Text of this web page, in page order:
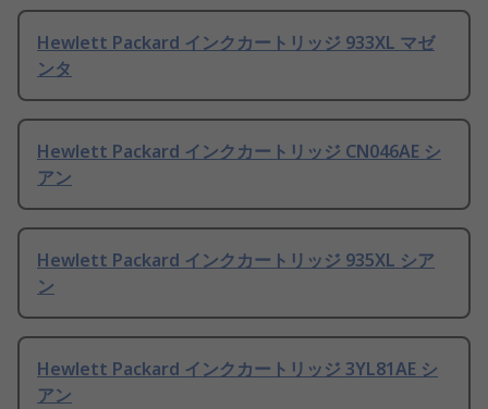
Hewlett Packard インクカートリッジ 933XL マゼ
ンタ
Hewlett Packard インクカートリッジ CN046AE シ
アン
Hewlett Packard インクカートリッジ 935XL シア
ン
Hewlett Packard インクカートリッジ 3YL81AE シ
アン